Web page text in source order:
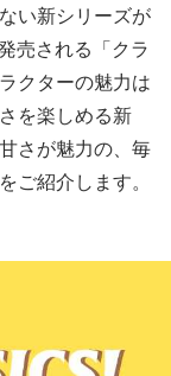
い新シリーズが
売される「クラ
クターの魅力は
を楽しめる新
さが魅力の、毎
ご紹介します。